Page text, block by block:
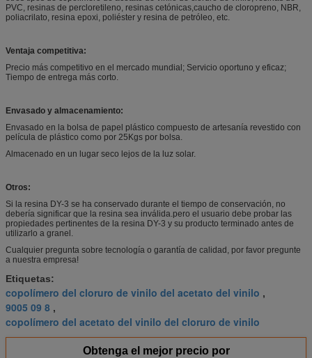
PVC, resinas de percloretileno, resinas cetónicas,caucho de cloropreno, NBR,
poliacrilato, resina epoxi, poliéster y resina de petróleo, etc.
Ventaja competitiva:
Precio más competitivo en el mercado mundial; Servicio oportuno y eficaz;
Tiempo de entrega más corto.
Envasado y almacenamiento:
Envasado en la bolsa de papel plástico compuesto de artesanía revestido con
película de plástico como por 25Kgs por bolsa.
Almacenado en un lugar seco lejos de la luz solar.
Otros:
Si la resina DY-3 se ha conservado durante el tiempo de conservación, no
debería significar que la resina sea inválida.pero el usuario debe probar las
propiedades pertinentes de la resina DY-3 y su producto terminado antes de
utilizarlo a granel.
Cualquier pregunta sobre tecnología o garantía de calidad, por favor pregunte
a nuestra empresa!
Etiquetas:
copolímero del cloruro de vinilo del acetato del vinilo ,
9005 09 8 ,
copolímero del acetato del vinilo del cloruro de vinilo
Obtenga el mejor precio por